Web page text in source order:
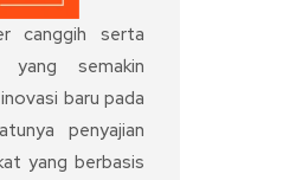
canggih serta
yang semakin
baru pada
penyajian
yang berbasis